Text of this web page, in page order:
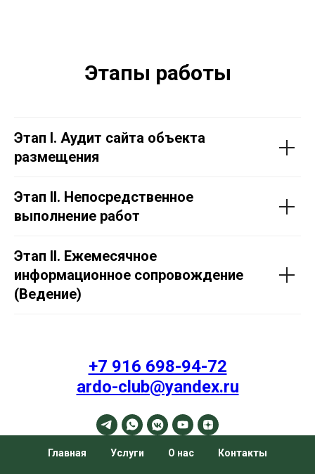
Этапы работы
Этап I. Аудит сайта объекта
размещения
Этап II. Непосредственное
выполнение работ
Этап II. Ежемесячное
информационное сопровождение
(Ведение)
+7 916 698-94-72
ardo-club@yandex.ru
Главная Услуги О нас Контакты